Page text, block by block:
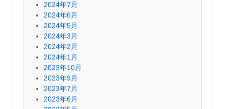
2024年7月
2024年6月
2024年5月
2024年3月
2024年2月
2024年1月
2023年10月
2023年9月
2023年7月
2023年6月